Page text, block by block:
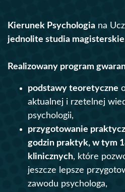
Kierunek Psychologia na
jednolite studia
Realizowany program
podstawy teoretyczne
aktualnej i rzetelnej
psychologii,
przygotowanie
godzin praktyk, w tym
klinicznych, które
jeszcze lepsze
zawodu psychologa,